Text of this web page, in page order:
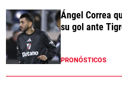
Ángel Correa
su gol ante
PRONÓSTICOS